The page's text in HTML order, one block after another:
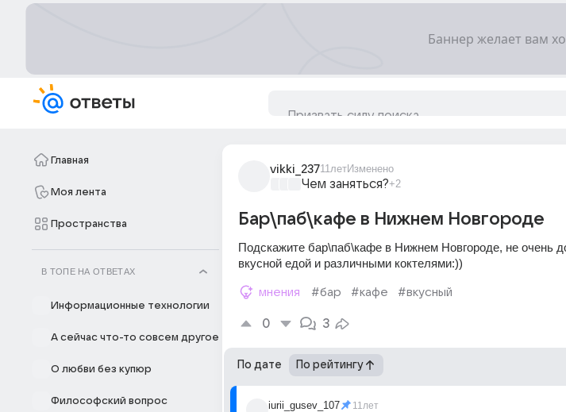
Главная
Моя лента
Пространства
В ТОПЕ НА ОТВЕТАХ
Информационные технологии
А сейчас что-то совсем другое
О любви без купюр
Философский вопрос
vikki_23711летИзменено
Чем заняться?+2
Бар\паб\кафе в Нижнем Новгороде
Подскажите бар\паб\кафе в Нижнем Новгороде, не очень
вкусной едой и различными коктелями:))
мнения #бар #кафе #вкусный
0 3
По дате По рейтингу
iurii_gusev_107 11лет